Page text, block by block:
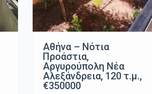
Αθήνα – Νότια
Προάστια,
Αργυρούπολη Νέα
Αλεξάνδρεια, 120 τ.μ.,
€350000